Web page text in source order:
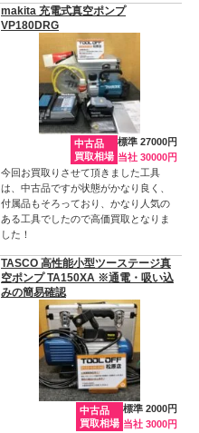
makita 充電式真空ポンプ
VP180DRG
中古品
買取相場
標準 27000円
当社 30000円
今回お買取りさせて頂きました工具
は、中古品ですが状態がかなり良く、
付属品もそろっており、かなり人気の
ある工具でしたので高価買取となりま
した！
TASCO 高性能小型ツーステージ真
空ポンプ TA150XA ※通電・吸い込
みの簡易確認
中古品
買取相場
標準 2000円
当社 3000円